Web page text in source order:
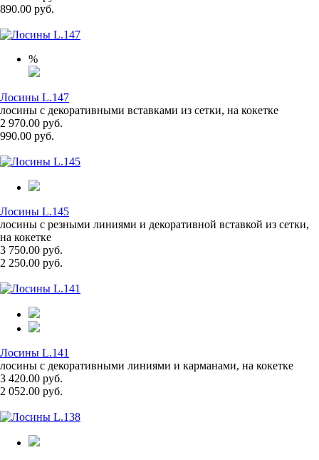
890.00 руб.
%
Лосины L.147
лосины с декоративными вставками из сетки, на кокетке
2 970.00 руб.
990.00 руб.
Лосины L.145
лосины с резными линиями и декоративной вставкой из сетки,
на кокетке
3 750.00 руб.
2 250.00 руб.
Лосины L.141
лосины с декоративными линиями и карманами, на кокетке
3 420.00 руб.
2 052.00 руб.